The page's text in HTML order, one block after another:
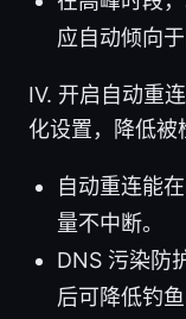
应自动倾向
IV. 开启自动重
化设置，降低被
自动重连能
量不中断。
DNS 污染防
后可降低钓